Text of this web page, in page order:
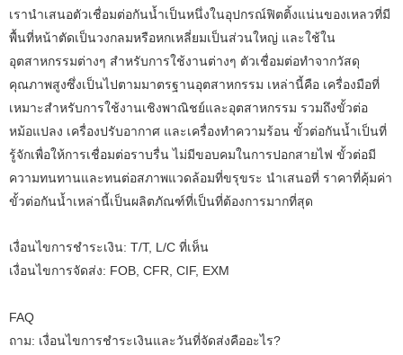
เรานำเสนอตัวเชื่อมต่อกันน้ำเป็นหนึ่งในอุปกรณ์ฟิตติ้งแน่นของเหลวที่มี
พื้นที่หน้าตัดเป็นวงกลมหรือหกเหลี่ยมเป็นส่วนใหญ่ และใช้ใน
อุตสาหกรรมต่างๆ สำหรับการใช้งานต่างๆ ตัวเชื่อมต่อทำจากวัสดุ
คุณภาพสูงซึ่งเป็นไปตามมาตรฐานอุตสาหกรรม เหล่านี้คือ เครื่องมือที่
เหมาะสำหรับการใช้งานเชิงพาณิชย์และอุตสาหกรรม รวมถึงขั้วต่อ
หม้อแปลง เครื่องปรับอากาศ และเครื่องทำความร้อน ขั้วต่อกันน้ำเป็นที่
รู้จักเพื่อให้การเชื่อมต่อราบรื่น ไม่มีขอบคมในการปอกสายไฟ ขั้วต่อมี
ความทนทานและทนต่อสภาพแวดล้อมที่ขรุขระ นำเสนอที่ ราคาที่คุ้มค่า
ขั้วต่อกันน้ำเหล่านี้เป็นผลิตภัณฑ์ที่เป็นที่ต้องการมากที่สุด
เงื่อนไขการชำระเงิน: T/T, L/C ที่เห็น
เงื่อนไขการจัดส่ง: FOB, CFR, CIF, EXM
FAQ
ถาม: เงื่อนไขการชำระเงินและวันที่จัดส่งคืออะไร?